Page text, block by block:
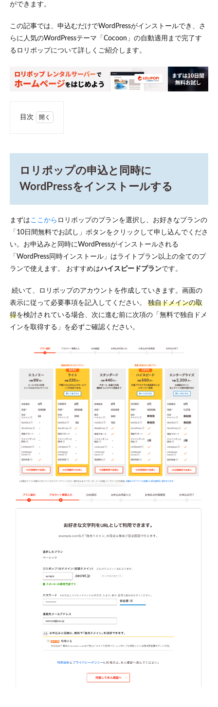
ができます。
この記事では、申込むだけでWordPressがインストールでき、さ
らに人気のWordPressテーマ「Cocoon」の自動適用まで完了す
るロリポップについて詳しくご紹介します。
目次
WordPress
をインス
トールす
る
無料
自ド
メイ
ンを
する
SMS
認証
を行
内容
力
2
同時イン
ストール
を行う
2.1
WordPress
のインス
トールに
必要な情
する
2.2
ロリポップの申込と同時に
WordPressをインストールする
まずは ここから ロリポップのプランを選択し、お好きなプランの
「10日間無料でお試し」ボタンをクリックして申し込んでくださ
い。お申込みと同時にWordPressがインストールされる
「WordPress同時インストール」はライトプラン以上の全てのプ
ランで使えます。 おすすめはハイスピードプランです。
続いて、ロリポップのアカウントを作成していきます。画面の
表示に従って必要事項を記入してください。 独自ドメインの取
得を検討されている場合、次に進む前に次項の「無料で独自ドメ
インを取得する」を必ずご確認ください。